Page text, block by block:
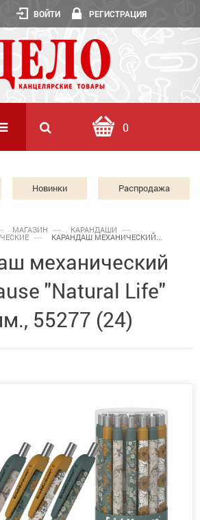
ВОЙТИ РЕГИСТРАЦИЯ
0
Новинки Распродажа
МАГАЗИН КАРАНДАШИ
КАРАНДАШ МЕХАНИЧЕСКИЙ...
механический
"Natural Life"
55277 (24)